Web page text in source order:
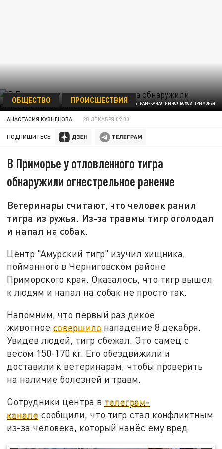
ФОТО: ТЕЛЕГРАМ-КАНАЛ МИНСЛЕСХОЗ ПРИМОРЬЯ
ОБЩЕСТВО ПРОИСШЕСТВИЯ
АНАСТАСИЯ КУЗНЕЦОВА 28 ДЕКАБРЯ 09:00
ПОДПИШИТЕСЬ:
В Приморье у отловленного тигра
обнаружили огнестрельное ранение
Ветеринары считают, что человек ранил
тигра из ружья. Из-за травмы тигр оголодал
и напал на собак.
Центр "Амурский тигр" изучил хищника,
пойманного в Черниговском районе
Приморского края. Оказалось, что тигр вышел
к людям и напал на собак не просто так.
Напомним, что первый раз дикое
животное совершило нападение 8 декабря.
Увидев людей, тигр сбежал. Это самец с
весом 150-170 кг. Его обездвижили и
доставили к ветеринарам, чтобы проверить
на наличие болезней и травм.
Сотрудники центра в телеграм-
канале сообщили, что тигр стал конфликтным
из-за человека, который нанёс ему вред.